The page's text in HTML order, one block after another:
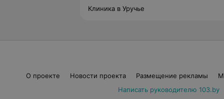
Клиника в Уручье
О проекте Новости проекта Размещение рекламы
Написать руководителю 103.by